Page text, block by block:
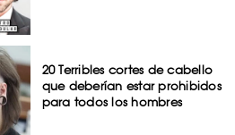
20 Terribles cortes de cabello
que deberían estar prohibidos
para todos los hombres